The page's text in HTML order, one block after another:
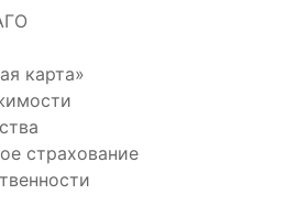
карта»
страхование